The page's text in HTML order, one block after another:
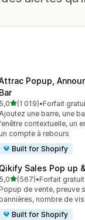
Popup,
Bar
5,0étoile(s) sur 5
(1 019)
avis au total
•Forfait
une barre, une
contextuelle, un
compte à rebours
Built for Shopify
Qikify Sales Pop up
5,0étoile(s) sur 5
(567)
567 avis au total
•Forfait
de vente, preuve
nombre de
Built for Shopify